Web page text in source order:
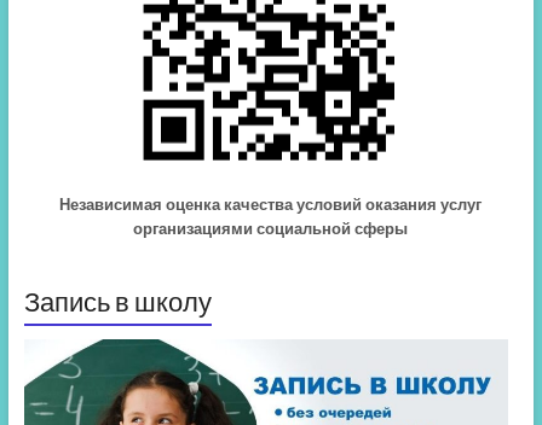
Независимая оценка качества условий оказания услуг
организациями социальной сферы
Запись в школу